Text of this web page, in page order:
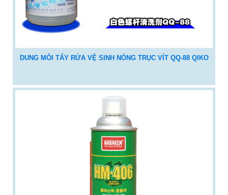
DUNG MÔI TẨY RỬA VỆ SINH NÒNG TRỤC VÍT QQ-88 QIKO